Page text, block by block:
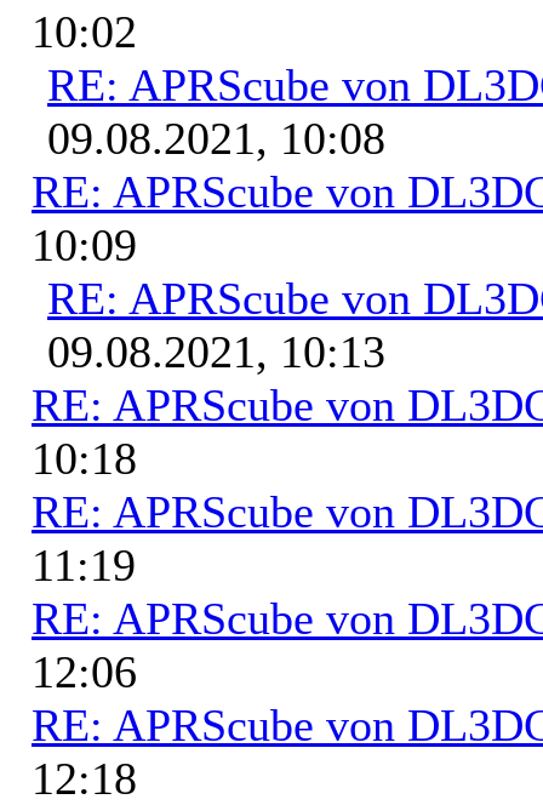
10:02
RE: APRScube von
09.08.2021, 10:08
RE: APRScube von
10:09
RE: APRScube von
09.08.2021, 10:13
RE: APRScube von
10:18
RE: APRScube von
11:19
RE: APRScube von
12:06
RE: APRScube von
12:18